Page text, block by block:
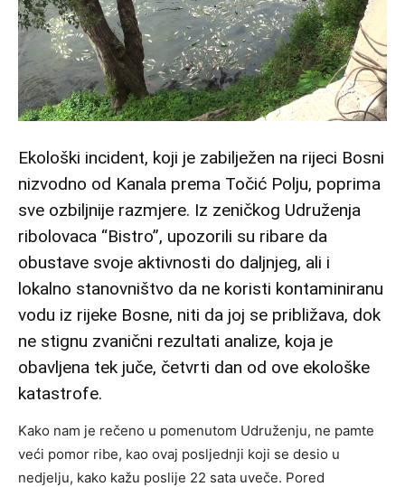
Ekološki incident, koji je zabilježen na rijeci Bosni
nizvodno od Kanala prema Točić Polju, poprima
sve ozbiljnije razmjere. Iz zeničkog Udruženja
ribolovaca “Bistro”, upozorili su ribare da
obustave svoje aktivnosti do daljnjeg, ali i
lokalno stanovništvo da ne koristi kontaminiranu
vodu iz rijeke Bosne, niti da joj se približava, dok
ne stignu zvanični rezultati analize, koja je
obavljena tek juče, četvrti dan od ove ekološke
katastrofe.
Kako nam je rečeno u pomenutom Udruženju, ne pamte
veći pomor ribe, kao ovaj posljednji koji se desio u
nedjelju, kako kažu poslije 22 sata uveče. Pored